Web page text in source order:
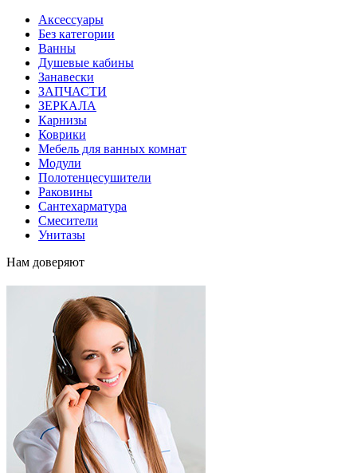
Аксессуары
Без категории
Ванны
Душевые кабины
Занавески
ЗАПЧАСТИ
ЗЕРКАЛА
Карнизы
Коврики
Мебель для ванных комнат
Модули
Полотенцесушители
Раковины
Сантехарматура
Смесители
Унитазы
Нам доверяют